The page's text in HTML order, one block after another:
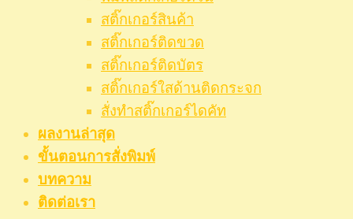
สติ๊กเกอร์สินค้า
สติ๊กเกอร์ติดขวด
สติ๊กเกอร์ติดบัตร
สติ๊กเกอร์ใสด้านติดกระจก
สั่งทําสติ๊กเกอร์ไดคัท
ผลงานล่าสุด
ขั้นตอนการสั่งพิมพ์
บทความ
ติดต่อเรา